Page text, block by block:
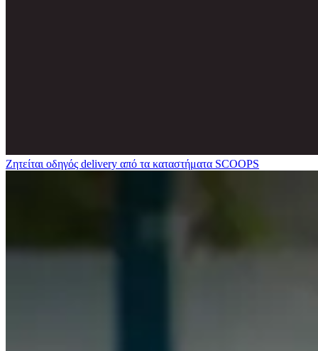
Ζητείται οδηγός delivery από τα καταστήματα SCOOPS